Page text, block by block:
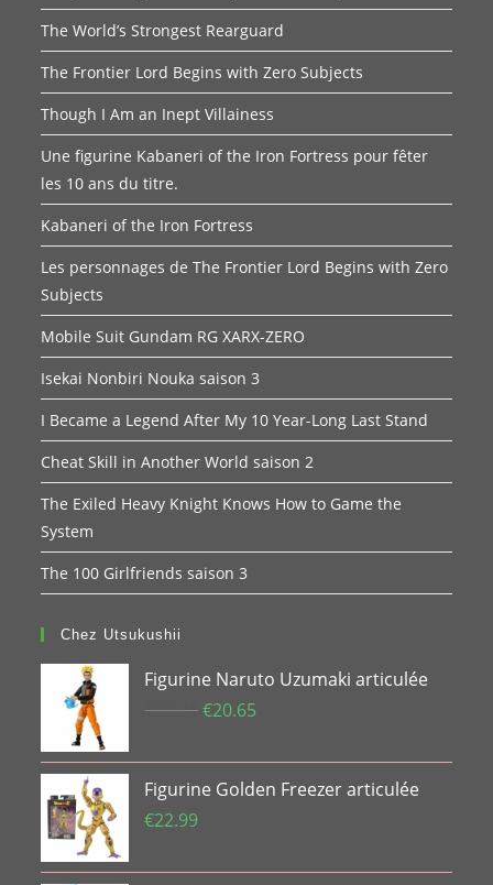
The World’s Strongest Rearguard
The Frontier Lord Begins with Zero Subjects
Though I Am an Inept Villainess
Une figurine Kabaneri of the Iron Fortress pour fêter
les 10 ans du titre.
Kabaneri of the Iron Fortress
Les personnages de The Frontier Lord Begins with Zero
Subjects
Mobile Suit Gundam RG XARX-ZERO
Isekai Nonbiri Nouka saison 3
I Became a Legend After My 10 Year-Long Last Stand
Cheat Skill in Another World saison 2
The Exiled Heavy Knight Knows How to Game the
System
The 100 Girlfriends saison 3
Chez Utsukushii
Figurine Naruto Uzumaki articulée
€33.74 Le
initial
était :
€20.65
actuel
est :
Figurine Golden Freezer articulée
€22.99